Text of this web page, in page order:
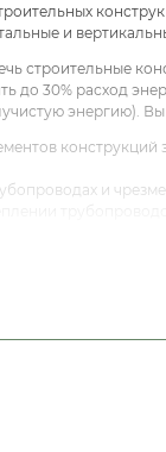
и
строительные
до 30% расход
энергию).
и